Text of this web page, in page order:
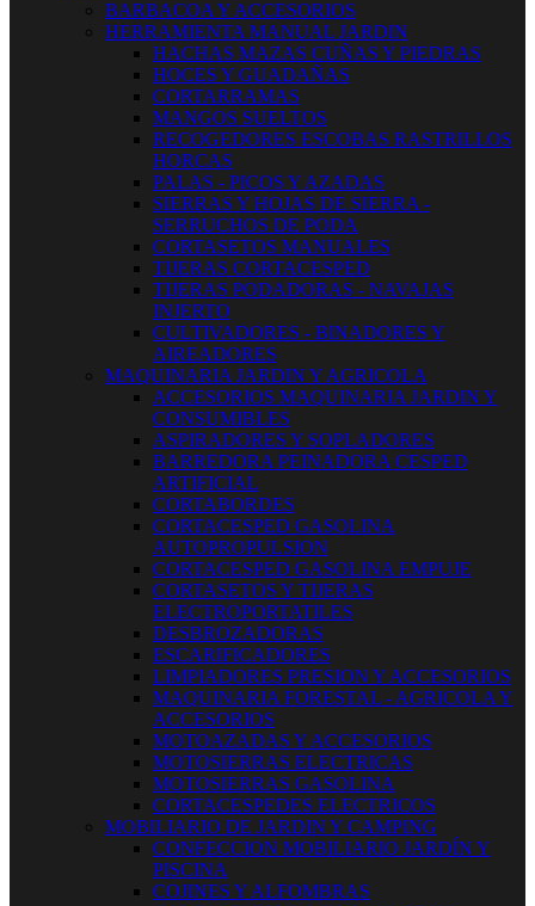
BARBACOA Y ACCESORIOS
HERRAMIENTA MANUAL JARDIN
HACHAS MAZAS CUÑAS Y PIEDRAS
HOCES Y GUADAÑAS
CORTARRAMAS
MANGOS SUELTOS
RECOGEDORES ESCOBAS RASTRILLOS
HORCAS
PALAS - PICOS Y AZADAS
SIERRAS Y HOJAS DE SIERRA -
SERRUCHOS DE PODA
CORTASETOS MANUALES
TIJERAS CORTACESPED
TIJERAS PODADORAS - NAVAJAS
INJERTO
CULTIVADORES - BINADORES Y
AIREADORES
MAQUINARIA JARDIN Y AGRICOLA
ACCESORIOS MAQUINARIA JARDIN Y
CONSUMIBLES
ASPIRADORES Y SOPLADORES
BARREDORA PEINADORA CESPED
ARTIFICIAL
CORTABORDES
CORTACESPED GASOLINA
AUTOPROPULSION
CORTACESPED GASOLINA EMPUJE
CORTASETOS Y TIJERAS
ELECTROPORTATILES
DESBROZADORAS
ESCARIFICADORES
LIMPIADORES PRESION Y ACCESORIOS
MAQUINARIA FORESTAL - AGRICOLA Y
ACCESORIOS
MOTOAZADAS Y ACCESORIOS
MOTOSIERRAS ELECTRICAS
MOTOSIERRAS GASOLINA
CORTACESPEDES ELECTRICOS
MOBILIARIO DE JARDIN Y CAMPING
CONFECCION MOBILIARIO JARDÍN Y
PISCINA
COJINES Y ALFOMBRAS